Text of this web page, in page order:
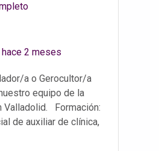
2 meses
a o Gerocultor/a
equipo de la
Valladolid. Formación:
de auxiliar de clínica,